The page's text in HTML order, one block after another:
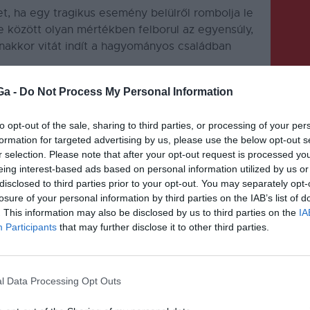
- Do Not Process My Personal Information
opt-out of the sale, sharing to third parties, or processing of your
for targeted advertising by us, please use the below opt-out
selection. Please note that after your opt-out request is processed
interest-based ads based on personal information utilized by us
to third parties prior to your opt-out. You may separately
of your personal information by third parties on the IAB’s list of
This information may also be disclosed by us to third parties on the
Participants that may further disclose it to other third parties.
Data Processing Opt Outs
ha egy tragikus esemény belülről rombolja le
között olyan mértékben felborul az egyensúly,
vitát indít a hagyományos családban
KÖVETKEZŐ BEJEGYZÉS
Viharos idő várható az egész
országban a hétvégén